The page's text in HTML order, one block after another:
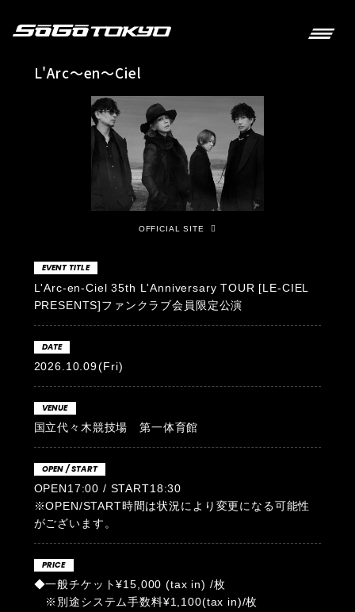
L'Arc～en～Ciel
OFFICIAL SITE
EVENT TITLE
L'Arc-en-Ciel 35th L'Anniversary TOUR [LE-CIEL
PRESENTS]ファンクラブ会員限定公演
DATE
2026.10.09(Fri)
VENUE
国立代々木競技場 第一体育館
OPEN / START
OPEN17:00 / START18:30
※OPEN/START時間は状況により変更になる可能性
がございます。
PRICE
◆一般チケット¥15,000 (tax in) /枚
※別途システム手数料¥1,100(tax in)/枚